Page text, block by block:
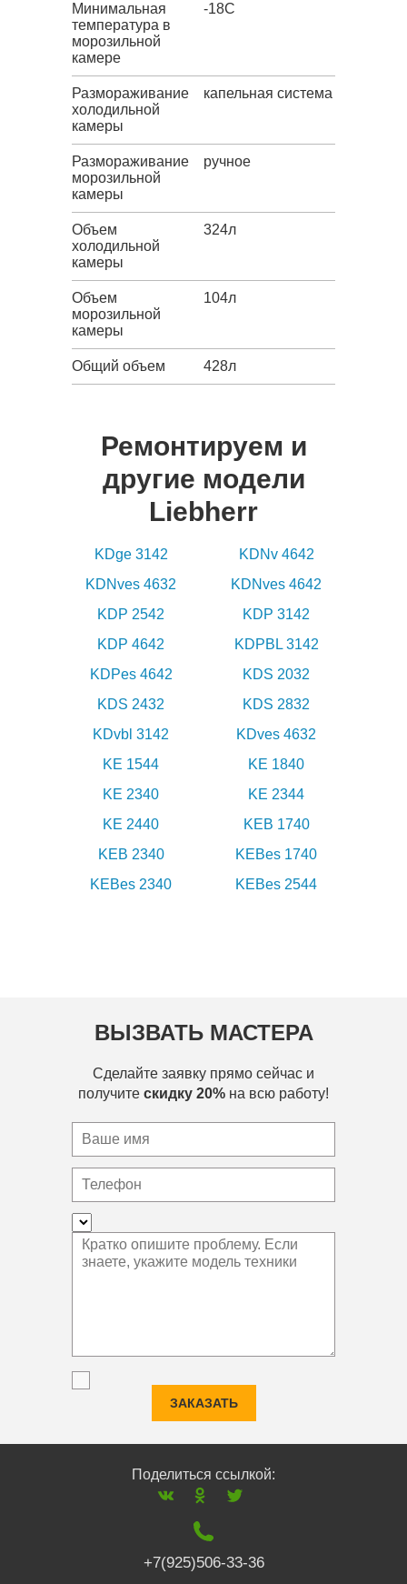
Минимальная
температура в
морозильной
камере
-18C
Размораживание
холодильной
камеры
капельная система
Размораживание
морозильной
камеры
ручное
Объем
холодильной
камеры
324л
Объем
морозильной
камеры
104л
Общий объем 428л
Ремонтируем и
другие модели
Liebherr
KDge 3142
KDNv 4642
KDNves 4632
KDNves 4642
KDP 2542
KDP 3142
KDP 4642
KDPBL 3142
KDPes 4642
KDS 2032
KDS 2432
KDS 2832
KDvbl 3142
KDves 4632
KE 1544
KE 1840
KE 2340
KE 2344
KE 2440
KEB 1740
KEB 2340
KEBes 1740
KEBes 2340
KEBes 2544
ВЫЗВАТЬ МАСТЕРА
Сделайте заявку прямо сейчас и
получите скидку 20% на всю работу!
ЗАКАЗАТЬ
Поделиться ссылкой:
+7(925)506-33-36